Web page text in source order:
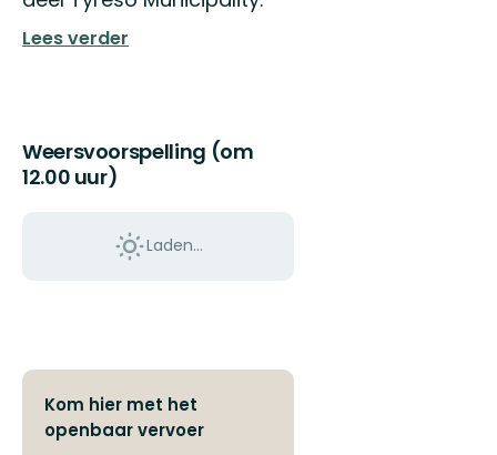
Lees verder
Weersvoorspelling (om
12.00 uur)
Laden…
Kom hier met het
openbaar vervoer